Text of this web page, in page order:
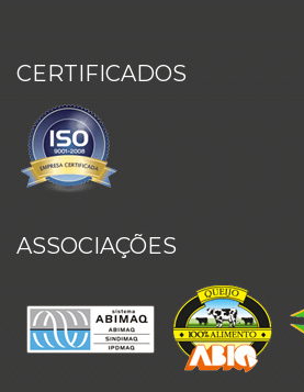
CERTIFICADOS
ASSOCIAÇÕES